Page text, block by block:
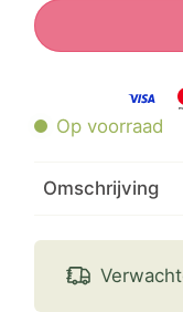
Op voorraad
Omschrijving